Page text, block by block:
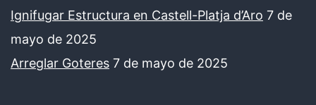
Ignifugar Estructura en Castell-Platja d’Aro 7 de
mayo de 2025
Arreglar Goteres 7 de mayo de 2025